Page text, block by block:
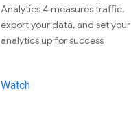
Analytics 4 measures traffic,
export your data, and set your
analytics up for success
Watch